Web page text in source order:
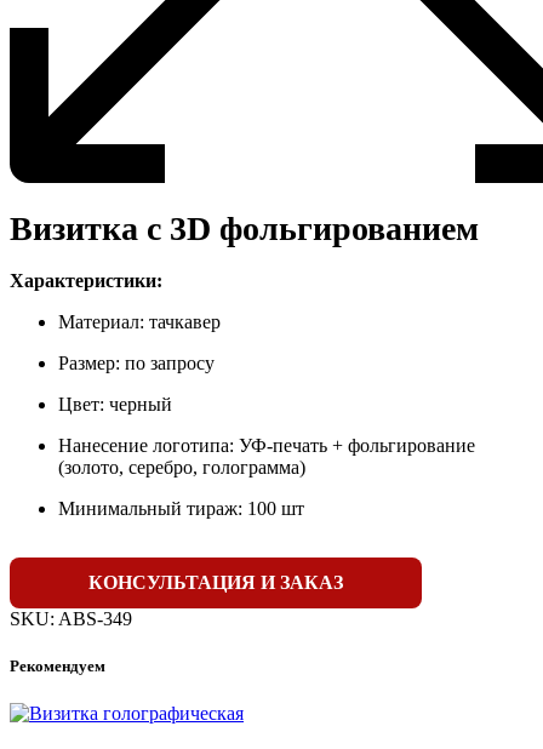
Визитка с 3D фольгированием
Характеристики:
Материал: тачкавер
Размер: по запросу
Цвет: черный
Нанесение логотипа: УФ-печать + фольгирование
(золото, серебро, голограмма)
Минимальный тираж: 100 шт
КОНСУЛЬТАЦИЯ И ЗАКАЗ
SKU: ABS-349
Рекомендуем